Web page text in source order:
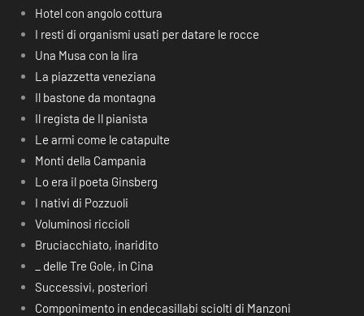
Hotel con angolo cottura
I resti di organismi usati per datare le rocce
Una Musa con la lira
La piazzetta veneziana
Il bastone da montagna
Il regista de Il pianista
Le armi come le catapulte
Monti della Campania
Lo era il poeta Ginsberg
I nativi di Pozzuoli
Voluminosi riccioli
Bruciacchiato, inaridito
_ delle Tre Gole, in Cina
Successivi, posteriori
Componimento in endecasillabi sciolti di Manzoni